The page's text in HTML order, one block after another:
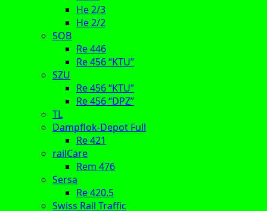
He 2/3
He 2/2
SOB
Re 446
Re 456 “KTU”
SZU
Re 456 “KTU”
Re 456 “DPZ”
TL
Dampflok-Depot Full
Re 421
railCare
Rem 476
Sersa
Re 420.5
Swiss Rail Traffic